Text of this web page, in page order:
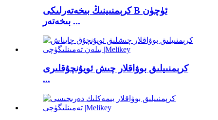
كرېمنىينىڭ بىخەتەرلىكى B ئۈچۈن
بىخەتەر ...
كرېمنىيلىق بوۋاقلار چىش ئويۇنچۇقلىرى
...